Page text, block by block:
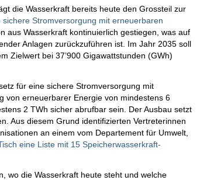
die Wasserkraft bereits heute den Grossteil zur
Stromversorgung mit erneuerbaren
aus Wasserkraft kontinuierlich gestiegen, was auf
Anlagen zurückzuführen ist. Im Jahr 2035 soll
Zielwert bei 37’900 Gigawattstunden (GWh)
für eine sichere Stromversorgung mit
von erneuerbarer Energie von mindestens 6
2 TWh sicher abrufbar sein. Der Ausbau setzt
Aus diesem Grund identifizierten Vertreterinnen
an einem vom Departement für Umwelt,
eine Liste mit 15 Speicherwasserkraft-
wo die Wasserkraft heute steht und welche